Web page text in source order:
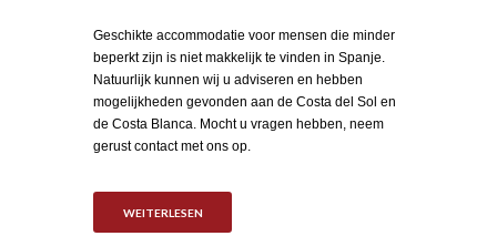
Geschikte accommodatie voor mensen die minder
beperkt zijn is niet makkelijk te vinden in Spanje.
Natuurlijk kunnen wij u adviseren en hebben
mogelijkheden gevonden aan de Costa del Sol en
de Costa Blanca. Mocht u vragen hebben, neem
gerust contact met ons op.
WEITERLESEN